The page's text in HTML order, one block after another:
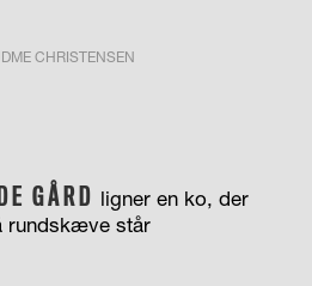
CHRISTENSEN
GÅRD ligner en ko, der
rundskæve står